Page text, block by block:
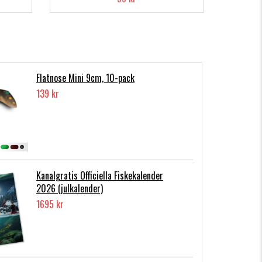
Flatnose Mini 9cm, 10-pack
139 kr
Kanalgratis Officiella Fiskekalender
2026 (julkalender)
1695 kr